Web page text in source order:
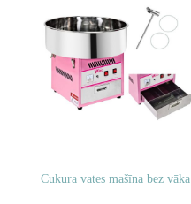
Cukura vates mašīna bez vāka